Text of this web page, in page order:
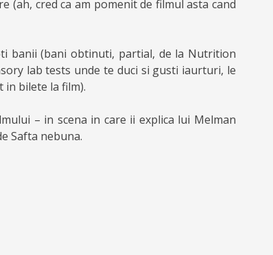
(ah, cred ca am pomenit de filmul asta cand
banii (bani obtinuti, partial, de la Nutrition
lab tests unde te duci si gusti iaurturi, le
in bilete la film).
– in scena in care ii explica lui Melman
Safta nebuna.